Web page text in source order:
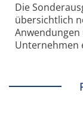
Die
übersichtlich
Unternehmen